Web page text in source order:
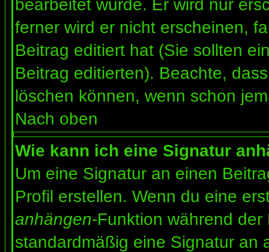
bearbeitet wurde. Er wird nur
ferner wird er nicht erscheinen,
Beitrag editiert hat (Sie sollten
Beitrag editierten). Beachte,
löschen können, wenn schon
Nach oben
Wie kann ich eine Signatur
Um eine Signatur an einen
Profil erstellen. Wenn du eine
anhängen-Funktion während
standardmäßig eine Signatur an